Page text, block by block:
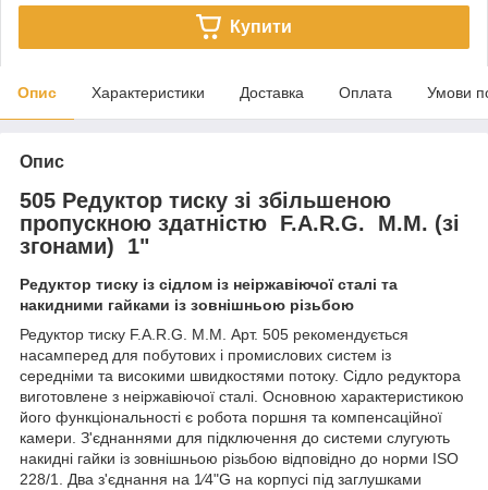
Купити
Опис Характеристики Доставка Оплата Умови
Опис
505 Редуктор тиску зі збільшеною
пропускною здатністю F.A.R.G. M.M. (зі
згонами) 1"
Редуктор тиску із сідлом із неіржавіючої сталі та
накидними гайками із зовнішньою різьбою
Редуктор тиску F.A.R.G. M.M. Арт. 505 рекомендується
насамперед для побутових і промислових систем із
середніми та високими швидкостями потоку. Сідло редуктора
виготовлене з неіржавіючої сталі. Основною характеристикою
його функціональності є робота поршня та компенсаційної
камери. З'єднаннями для підключення до системи слугують
накидні гайки із зовнішньою різьбою відповідно до норми ISO
228/1. Два з'єднання на 1⁄4"G на корпусі під заглушками